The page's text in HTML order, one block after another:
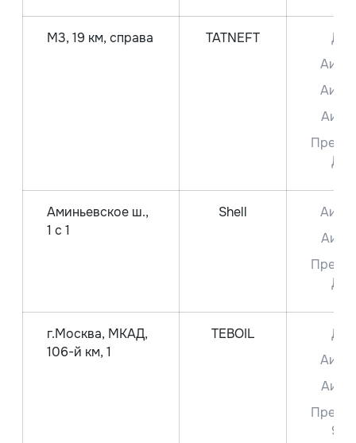
М3, 19 км, справа TATNEFT
ДТ
Аи-
Аи-
Аи-
ДТ
Аминьевское ш.,
1 с 1
Shell
Аи-
Аи-
ДТ
г.Москва, МКАД,
106-й км, 1
TEBOIL
ДТ
Аи-
Аи-
95